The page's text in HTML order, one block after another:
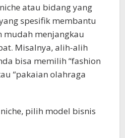
atau bidang yang
spesifik membantu
mudah menjangkau
Misalnya, alih-alih
bisa memilih “fashion
“pakaian olahraga
pilih model bisnis